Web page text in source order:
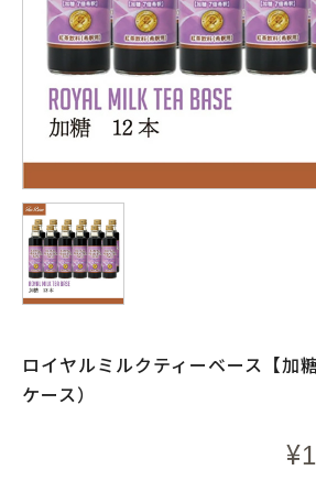
ロイヤルミルクティーベース【加
ケース）
¥